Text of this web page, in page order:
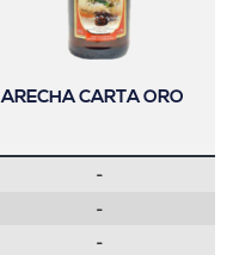
ARECHA CARTA ORO
-
-
-